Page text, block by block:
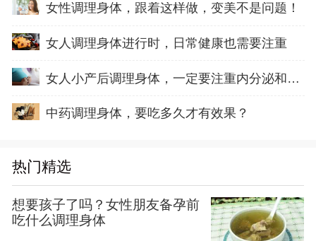
女性调理身体，跟着这样做，变美不是问题！
女人调理身体进行时，日常健康也需要注重
女人小产后调理身体，一定要注重内分泌和子宫
中药调理身体，要吃多久才有效果？
热门精选
想要孩子了吗？女性朋友备孕前
吃什么调理身体